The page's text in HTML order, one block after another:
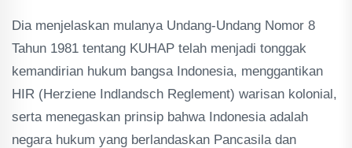
Dia menjelaskan mulanya Undang-Undang Nomor 8
Tahun 1981 tentang KUHAP telah menjadi tonggak
kemandirian hukum bangsa Indonesia, menggantikan
HIR (Herziene Indlandsch Reglement) warisan kolonial,
serta menegaskan prinsip bahwa Indonesia adalah
negara hukum yang berlandaskan Pancasila dan